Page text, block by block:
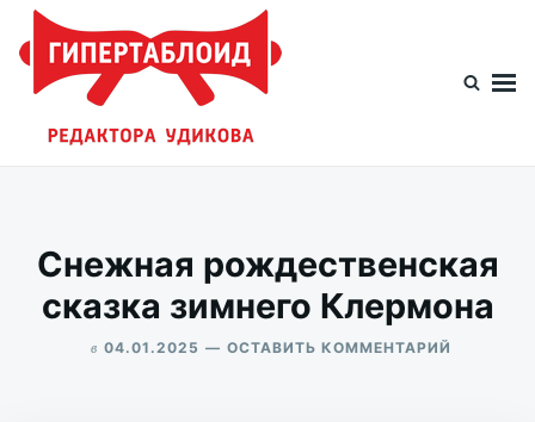
Перейти
содержимому
Искать:
Снежная рождественская
сказка зимнего Клермона
в 04.01.2025 ОСТАВИТЬ КОММЕНТАРИЙ